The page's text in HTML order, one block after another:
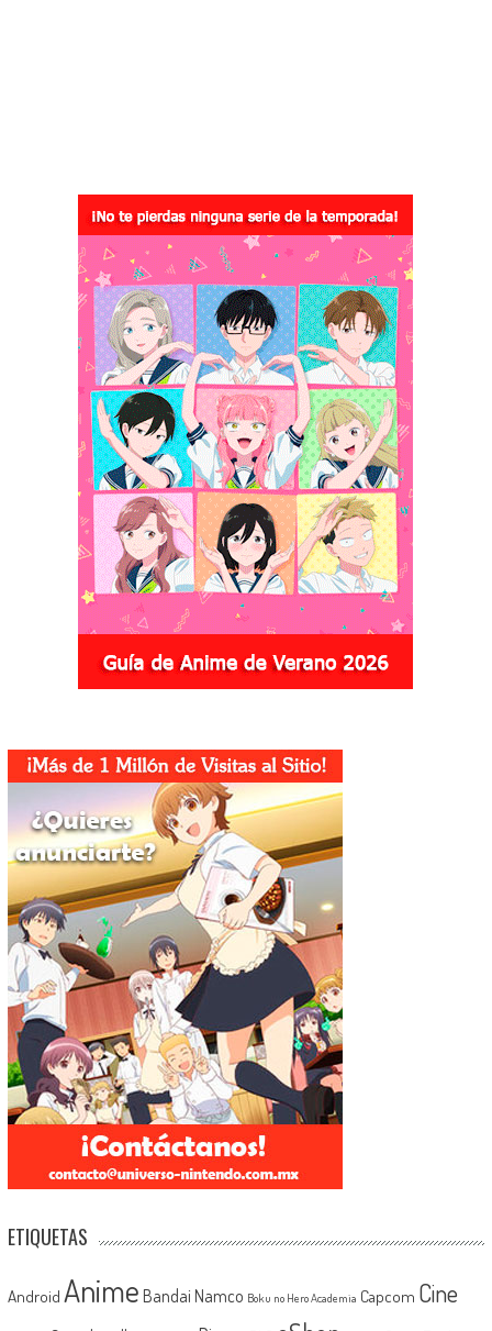
ETIQUETAS
Android Anime Bandai Namco Boku no Hero Academia Capcom Cine